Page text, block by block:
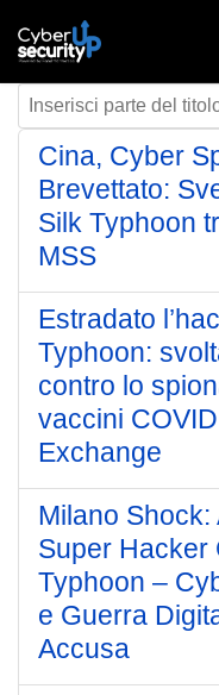
Inserisci parte del titolo
Cina, Cyber
Brevettato:
Silk Typhoon
MSS
Estradato
Typhoon:
contro lo
vaccini
Exchange
Milano Shock:
Super Hacker
Typhoon –
e Guerra
Accusa